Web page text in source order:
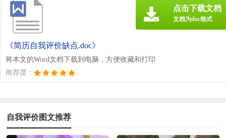
《简历自我评价缺点.doc》
将本文的Word文档下载到电脑，方便收藏和打印
推荐度：
点击下载文档
文档为doc格式
自我评价图文推荐